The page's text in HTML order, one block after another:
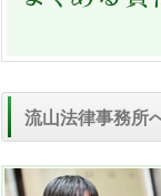
流山法律事務所